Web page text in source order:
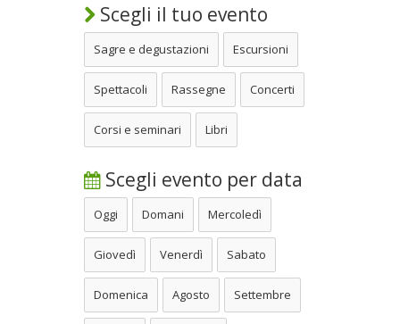
Scegli il tuo evento
Sagre e degustazioni Escursioni
Spettacoli Rassegne Concerti
Corsi e seminari Libri
Scegli evento per data
Oggi Domani Mercoledì
Giovedì Venerdì Sabato
Domenica Agosto Settembre